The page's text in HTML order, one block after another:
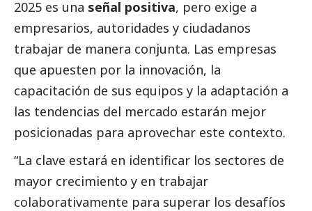
2025 es una señal positiva, pero exige a
empresarios, autoridades y ciudadanos
trabajar de manera conjunta. Las empresas
que apuesten por la innovación, la
capacitación de sus equipos y la adaptación a
las tendencias del mercado estarán mejor
posicionadas para aprovechar este contexto.
“La clave estará en identificar los sectores de
mayor crecimiento y en trabajar
colaborativamente para superar los desafíos